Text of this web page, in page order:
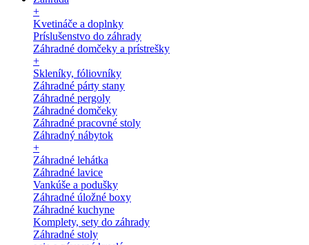
+
Kvetináče a doplnky
Príslušenstvo do záhrady
Záhradné domčeky a prístrešky
+
Skleníky, fóliovníky
Záhradné párty stany
Záhradné pergoly
Záhradné domčeky
Záhradné pracovné stoly
Záhradný nábytok
+
Záhradné lehátka
Záhradné lavice
Vankúše a podušky
Záhradné úložné boxy
Záhradné kuchyne
Komplety, sety do záhrady
Záhradné stoly